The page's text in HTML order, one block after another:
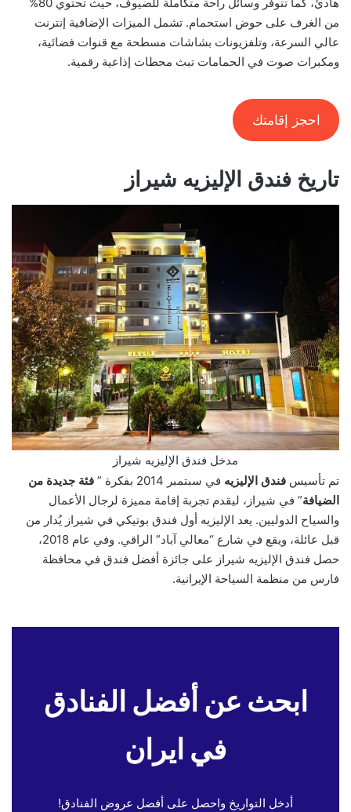
من الغرف على حوض استحمام. تشمل الميزات الإضافية إنترنت
عالي السرعة، وتلفزيونات بشاشات مسطحة مع قنوات فضائية،
ومكبرات صوت في الحمامات تبث محطات إذاعية رقمية.
احجز إقامتك
تاريخ فندق الإليزيه شيراز
مدخل فندق الإليزيه شيراز
تم تأسيس فندق الإليزيه في سبتمبر 2014 بفكرة ”
فئة جديدة من
الضيافة” في شيراز، ليقدم تجربة إقامة مميزة لرجال الأعمال
والسياح الدوليين. يعد الإليزيه أول فندق بوتيكي في شيراز يُدار من
قبل عائلة، ويقع في شارع “معالي آباد” الراقي. وفي عام 2018،
حصل فندق الإليزيه شيراز على جائزة أفضل فندق في محافظة
فارس من منظمة السياحة الإيرانية.
ابحث عن أفضل الفنادق
في ايران
أدخل التواريخ واحصل على أفضل عروض الفنادق!